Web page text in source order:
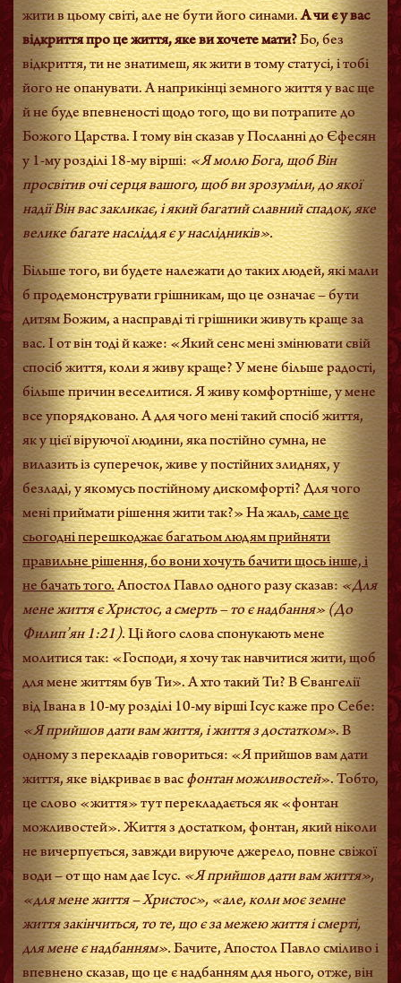
жити в цьому світі, але не бути його синами.А чи є у вас
відкриття про це життя, яке ви хочете мати?Бо, без
відкриття, ти не знатимеш, як жити в тому статусі, і тобі
його не опанувати. А наприкінці земного життя у вас ще
й не буде впевненості щодо того, що ви потрапите до
Божого Царства. І тому він сказав у Посланні до Єфесян
у 1-му розділі 18-му вірші:«Я молю Бога, щоб Він
просвітив очі серця вашого, щоб ви зрозуміли, до якої
надії Він вас закликає, і який багатий славний спадок, яке
велике багате насліддя є у наслідників».
Більше того, ви будете належати до таких людей, які мали
б продемонструвати грішникам, що це означає – бути
дитям Божим, а насправді ті грішники живуть краще за
вас. І от він тоді й каже: «Який сенс мені змінювати свій
спосіб життя, коли я живу краще? У мене більше радості,
більше причин веселитися. Я живу комфортніше, у мене
все упорядковано. А для чого мені такий спосіб життя,
як у цієї віруючої людини, яка постійно сумна, не
вилазить із суперечок, живе у постійних злиднях, у
безладі, у якомусь постійному дискомфорті? Для чого
мені приймати рішення жити так?» На жаль, саме це
сьогодні перешкоджає багатьом людям прийняти
правильне рішення, бо вони хочуть бачити щось інше, і
не бачать того.Апостол Павло одного разу сказав:«Для
мене життя є Христос, а смерть – то є надбання»(До
Филип’ян 1:21). Ці його слова спонукають мене
молитися так: «Господи, я хочу так навчитися жити, щоб
для мене життям був Ти». А хто такий Ти? В Євангелії
від Івана в 10-му розділі 10-му вірші Ісус каже про Себе:
«Я прийшов дати вам життя, і життя з достатком». В
одному з перекладів говориться: «Я прийшов вам дати
життя, яке відкриває в васфонтан можливостей». Тобто,
це слово «життя» тут перекладається як «фонтан
можливостей». Життя з достатком, фонтан, який ніколи
не вичерпується, завжди вируюче джерело, повне свіжої
води – от що нам дає Ісус.«Я прийшов дати вам життя»,
«для мене життя – Христос», «але, коли моє земне
життя закінчиться, то те, що є за межею життя і смерті,
для мене є надбанням».Бачите, Апостол Павло сміливо і
впевнено сказав, що це є надбанням для нього, отже, він